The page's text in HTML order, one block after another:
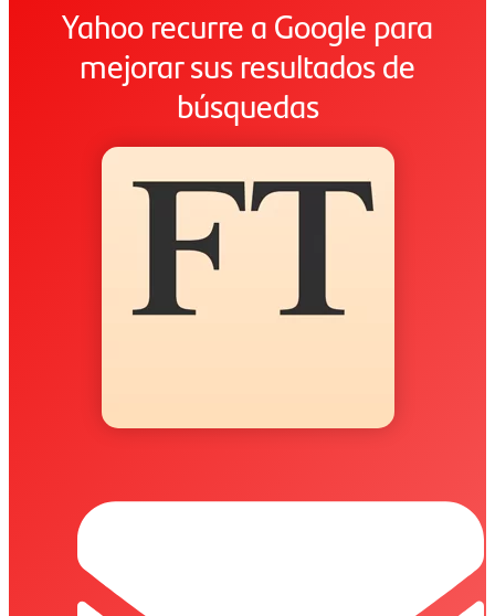
Yahoo recurre a Google para
mejorar sus resultados de
búsquedas